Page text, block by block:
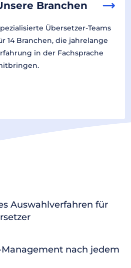
Branchen
Übersetzer-Teams
14 Branchen, die jahrelange
in der Fachsprache
Auswahlverfahren für
nach jedem